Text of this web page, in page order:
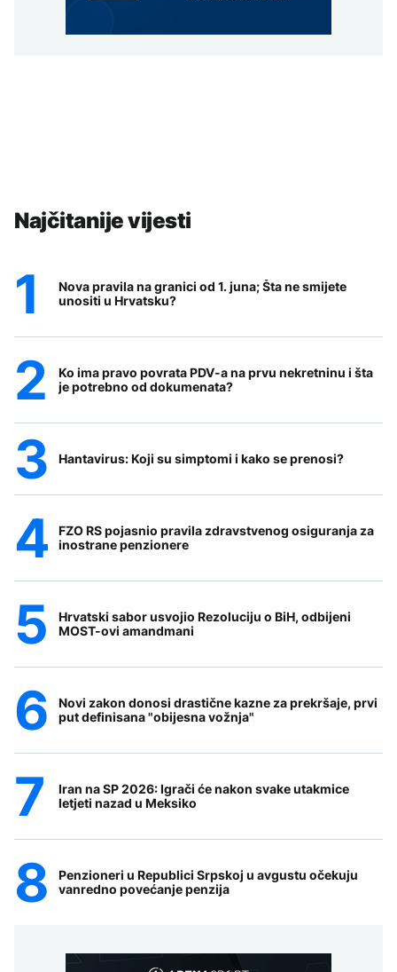
Najčitanije vijesti
Nova pravila na granici od 1. juna; Šta ne smijete
unositi u Hrvatsku?
Ko ima pravo povrata PDV-a na prvu nekretninu i šta
je potrebno od dokumenata?
Hantavirus: Koji su simptomi i kako se prenosi?
FZO RS pojasnio pravila zdravstvenog osiguranja za
inostrane penzionere
Hrvatski sabor usvojio Rezoluciju o BiH, odbijeni
MOST-ovi amandmani
Novi zakon donosi drastične kazne za prekršaje, prvi
put definisana "obijesna vožnja"
Iran na SP 2026: Igrači će nakon svake utakmice
letjeti nazad u Meksiko
Penzioneri u Republici Srpskoj u avgustu očekuju
vanredno povećanje penzija